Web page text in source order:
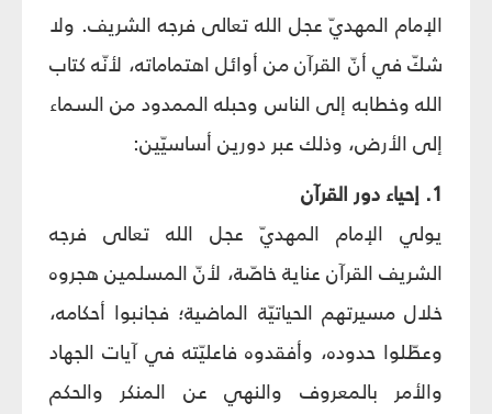
الإمام المهديّ عجل الله تعالى فرجه الشريف. ولا
شكّ في أنّ القرآن من أوائل اهتماماته، لأنّه كتاب
الله وخطابه إلى الناس وحبله الممدود من السماء
إلى الأرض، وذلك عبر دورين أساسيّين:
1. إحياء دور القرآن
يولي الإمام المهديّ عجل الله تعالى فرجه
الشريف القرآن عناية خاصّة، لأنّ المسلمين هجروه
خلال مسيرتهم الحياتيّة الماضية؛ فجانبوا أحكامه،
وعطّلوا حدوده، وأفقدوه فاعليّته في آيات الجهاد
والأمر بالمعروف والنهي عن المنكر والحكم